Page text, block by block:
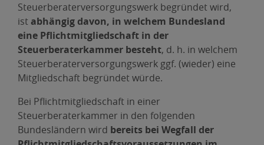
Steuerberaterversorgungswerk begründet wird,
ist abhängig davon, in welchem Bundesland
eine Pflichtmitgliedschaft in der
Steuerberaterkammer besteht, d. h. in welchem
Steuerberaterversorgungswerk ggf. (wieder) eine
Mitgliedschaft begründet würde.
Bei Pflichtmitgliedschaft in einer
Steuerberaterkammer in den folgenden
Bundesländern wird bereits bei Wegfall der